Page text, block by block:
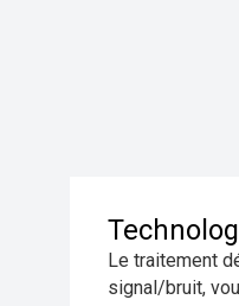
Le traitement
signal/bruit,